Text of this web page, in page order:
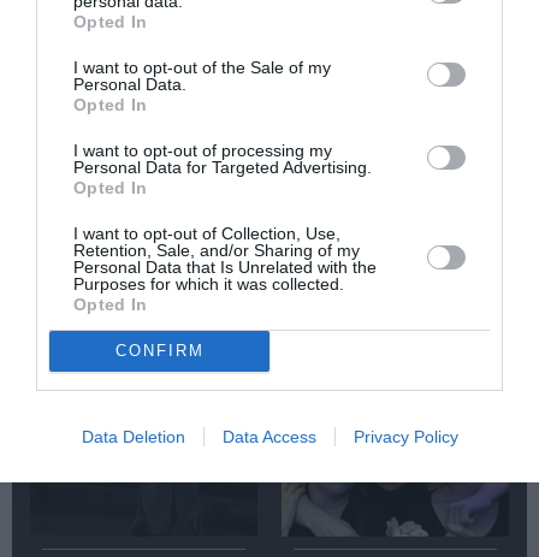
Opted In
I want to opt-out of the Sale of my
Personal Data.
Opted In
I want to opt-out of processing my
Personal Data for Targeted Advertising.
Opted In
I want to opt-out of Collection, Use,
Retention, Sale, and/or Sharing of my
Personal Data that Is Unrelated with the
Purposes for which it was collected.
Opted In
CONFIRM
Data Deletion Data Access Privacy Policy
Κατερίνας
Ευαγγελάτου με
Γιώργο Γάλλο &
Καραμπέτη στο
Θέατρο Βασιλάκου
Αίνιγμα της Εικόνας:
Ομαδική έκθεση στο
Τελευταία νέα